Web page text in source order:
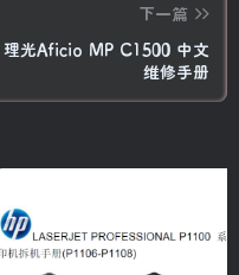
下一篇
理光Aficio MP C1500 中文
维修手册